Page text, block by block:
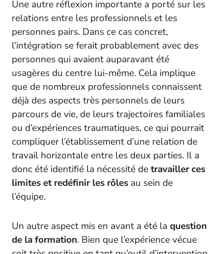
Une autre réflexion importante a porté sur les
relations entre les professionnels et les
personnes pairs. Dans ce cas concret,
l’intégration se ferait probablement avec des
personnes qui avaient auparavant été
usagères du centre lui-même. Cela implique
que de nombreux professionnels connaissent
déjà des aspects très personnels de leurs
parcours de vie, de leurs trajectoires familiales
ou d’expériences traumatiques, ce qui pourrait
compliquer l’établissement d’une relation de
travail horizontale entre les deux parties. Il a
donc été identifié la nécessité detravailler ces
limites et redéfinir les rôles au sein de
l’équipe.
Un autre aspect mis en avant a été la question
de la formation. Bien que l’expérience vécue